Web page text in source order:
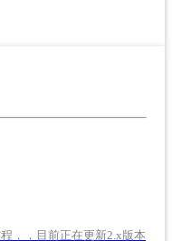
，，目前正在更新2.x版本